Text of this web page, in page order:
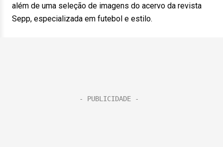
além de uma seleção de imagens do acervo da revista
Sepp, especializada em futebol e estilo.